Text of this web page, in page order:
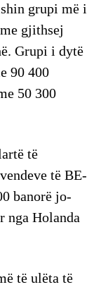
grupi më i
gjithsej
Grupi i dytë
90 400
50 300
të
të BE-
banorë jo-
nga Holanda
të ulëta të